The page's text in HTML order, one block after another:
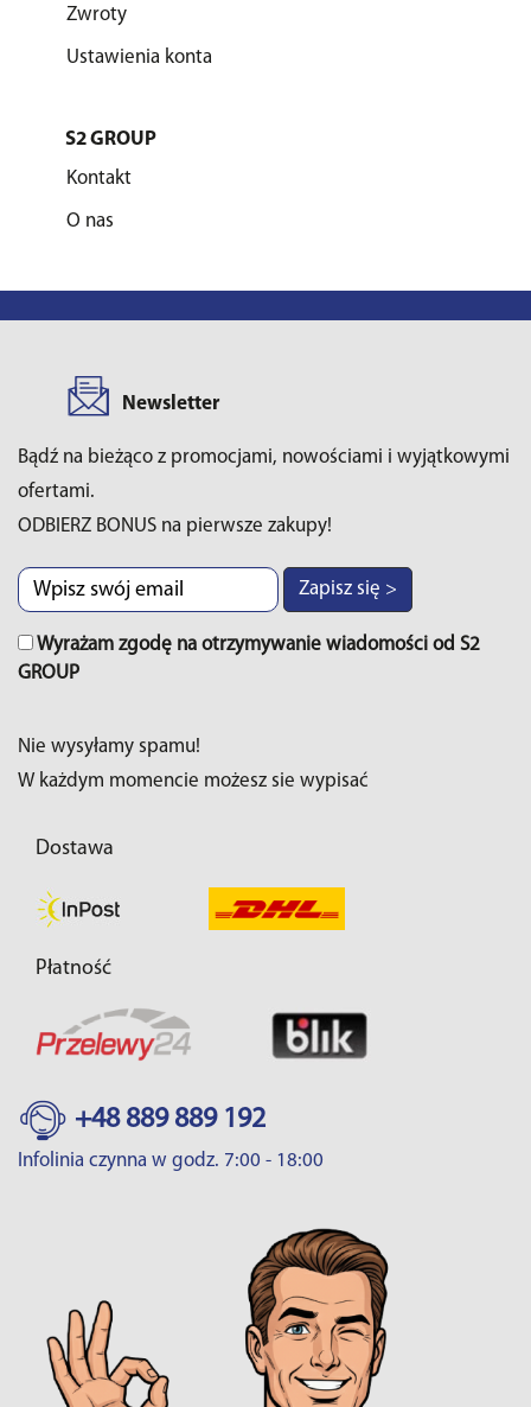
Zwroty
Ustawienia konta
S2 GROUP
Kontakt
O nas
Newsletter
Bądź na bieżąco z promocjami, nowościami i wyjątkowymi
ofertami.
ODBIERZ BONUS na pierwsze zakupy!
Zapisz się >
Wyrażam zgodę na otrzymywanie wiadomości od S2
GROUP
Nie wysyłamy spamu!
W każdym momencie możesz sie wypisać
Dostawa
Płatność
+48 889 889 192
Infolinia czynna w godz. 7:00 - 18:00